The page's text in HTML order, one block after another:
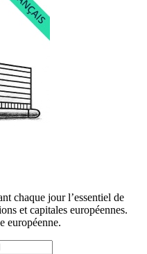
chaque jour l’essentiel de
et capitales européennes.
européenne.